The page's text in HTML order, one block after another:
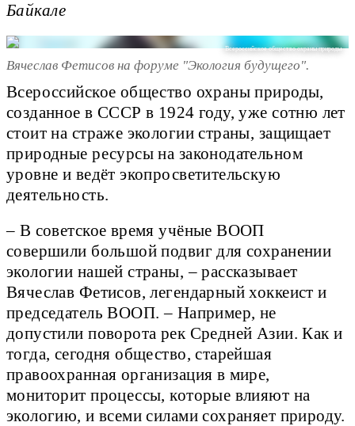
Байкале
Всероссийское общество охраны природы
Вячеслав Фетисов на форуме "Экология будущего".
Всероссийское общество охраны природы,
созданное в СССР в 1924 году, уже сотню лет
стоит на страже экологии страны, защищает
природные ресурсы на законодательном
уровне и ведёт экопросветительскую
деятельность.
– В советское время учёные ВООП
совершили большой подвиг для сохранении
экологии нашей страны, – рассказывает
Вячеслав Фетисов, легендарный хоккеист и
председатель ВООП. – Например, не
допустили поворота рек Средней Азии. Как и
тогда, сегодня общество, старейшая
правоохранная организация в мире,
мониторит процессы, которые влияют на
экологию, и всеми силами сохраняет природу.